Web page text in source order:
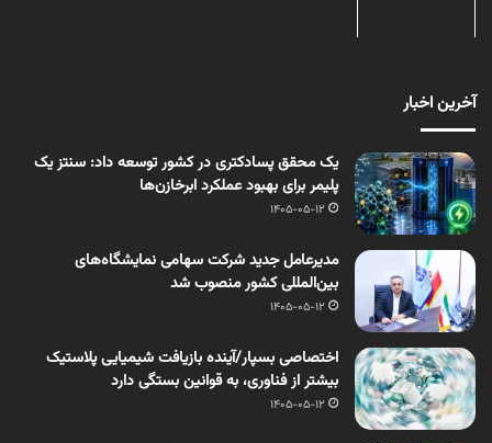
آخرین اخبار
یک محقق پسادکتری در کشور توسعه داد: سنتز یک
پلیمر برای بهبود عملکرد ابرخازن‌ها
1405-05-12
مدیرعامل جدید شرکت سهامی نمایشگاه‌های
بین‌المللی کشور منصوب شد
1405-05-12
اختصاصی بسپار/آینده بازیافت شیمیایی پلاستیک
بیشتر از فناوری، به قوانین بستگی دارد
1405-05-12